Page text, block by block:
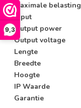
9,3
Maximale belasting
Input
Output power
Output voltage
Lengte
Breedte
Hoogte
IP Waarde
Garantie